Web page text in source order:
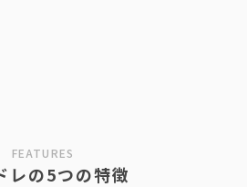
FEATURES
レの5つの特徴